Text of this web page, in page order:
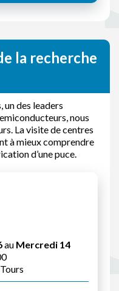
la recherche
un des leaders
nous
La visite de centres
à mieux comprendre
d’une puce.
au Mercredi 14